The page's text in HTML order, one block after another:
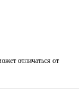
отличаться от